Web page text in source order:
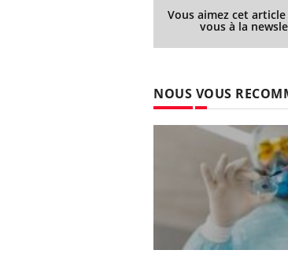
Vous aimez cet article
vous à la
NOUS VOUS